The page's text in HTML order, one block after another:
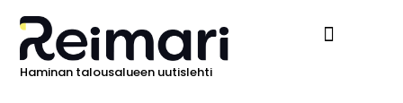
Haminan talousalueen uutislehti